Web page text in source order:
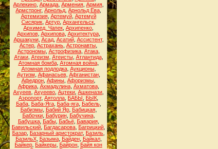
Арлекино Армада Армения Армия
Армстронг, Арнольд Арнольд Ева
Артемизия, Артемуй, Артемуй
Сисярик Артур Архангельск
Архимед. Чапек Архипенко
Архипов, Архипова, Архитектура,
Аршакуни, Асад, Асатий, Ассистент,
Астер Астрахань Астронавты
Астрономы, Астрофизика, Атака,
Атаки, Атеизм Атеисты, Атлантида,
Атомная бомба, Атомная война,
Атомная подлодка, Аукционы,
Аутизм Афанасьев, Афганистан,
Афедрон Афины Афоризмы
Африка, Ахмадулина, Ахматова,
Ахуеев Ахуеево Ацтеки Ашкенази
Аэропорт, Аятолла БАБЫ БЫК
Баба, Баба-Яга, Баба-яга, Бабель,
Бабизмы, Бабий Яр, Бабицкая,
Бабочки, Бабурин, Бабучина,
Бабушка, Бабы, Бабьё, Бавария,
Бавильский Багдасарова Багрицкий
Базар Базарный аристократ, Базиль
БазильХ, Базыма, Байден, Байкал,
Байкер Байкеры Байрон Байя кон